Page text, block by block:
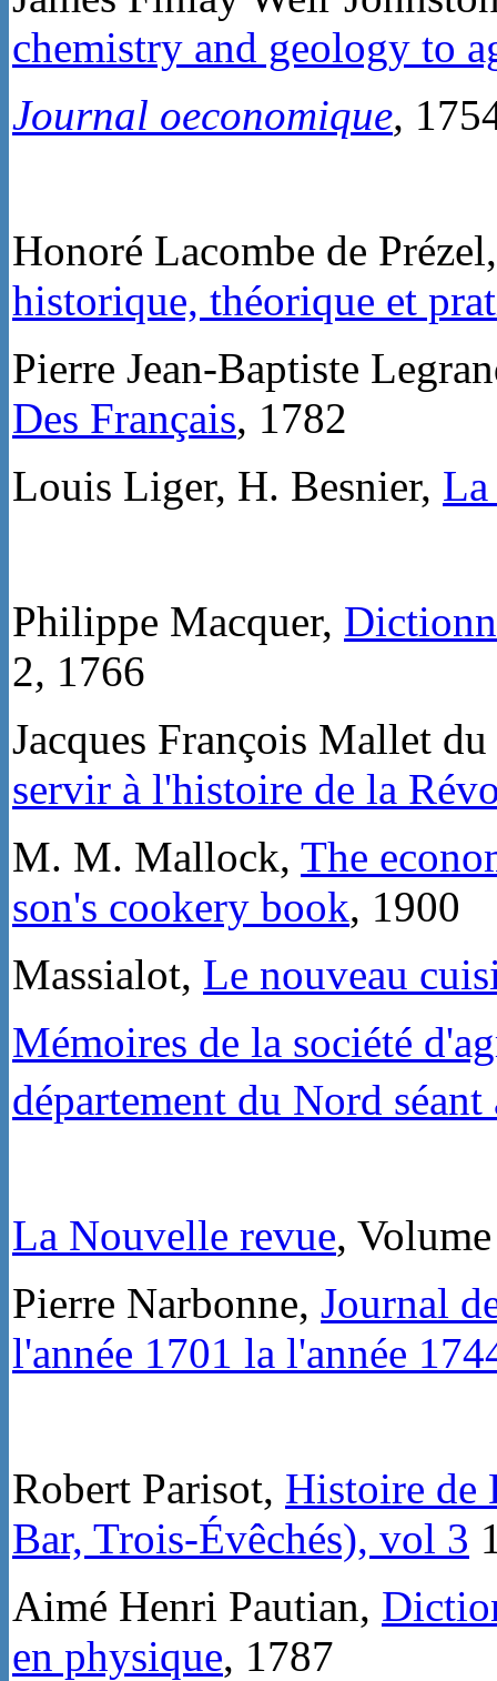
chemistry and geology to
Journal oeconomique,
Honoré Lacombe de
historique, théorique et
Pierre Jean-Baptiste
Des Français, 1782
Louis Liger, H. Besnier,
Philippe Macquer,
2, 1766
Jacques François Mallet
servir à l'histoire de la
M. M. Mallock, The
son's cookery book, 1900
Massialot, Le nouveau
Mémoires de la société
département du Nord
La Nouvelle revue,
Pierre Narbonne, Journal
l'année 1701 la l'année
Robert Parisot, Histoire de
Bar, Trois-Évêchés), vol 3
Aimé Henri Pautian,
en physique, 1787